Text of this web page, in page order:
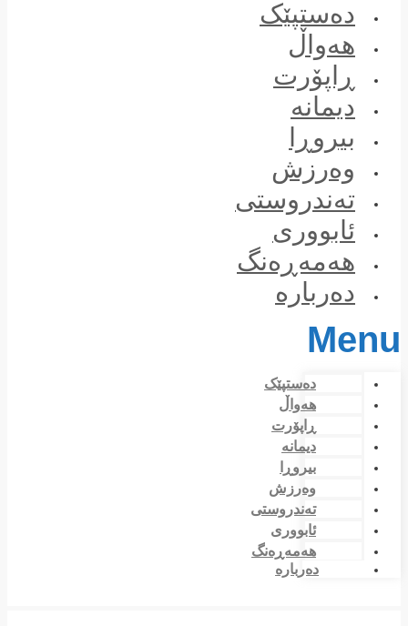
دەستپێک
هەواڵ
ڕاپۆرت
دیمانە
بیروڕا
وەرزش
تەندروستی
ئابووری
هەمەڕەنگ
دەربارە
Menu
دەستپێک
هەواڵ
ڕاپۆرت
دیمانە
بیروڕا
وەرزش
تەندروستی
ئابووری
هەمەڕەنگ
دەربارە